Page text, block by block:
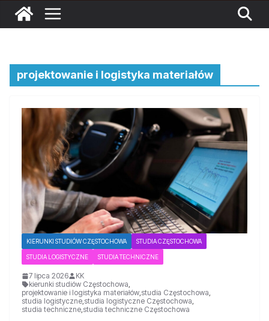
projektowanie i logistyka materiałów
KIERUNKI STUDIÓW CZĘSTOCHOWA STUDIA CZĘSTOCHOWA
STUDIA LOGISTYCZNE STUDIA TECHNICZNE
7 lipca 2026
KK
kierunki studiów Częstochowa,
projektowanie i logistyka materiałów,studia Częstochowa,
studia logistyczne,studia logistyczne Częstochowa,
studia techniczne,studia techniczne Częstochowa